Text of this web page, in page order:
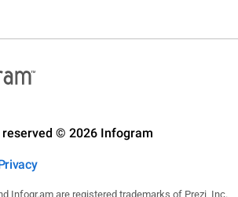
© 2026 Infogram
Infogr.am are registered trademarks of Prezi, Inc.